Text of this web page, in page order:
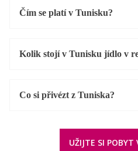
Čím se platí v Tunisku?
Kolik stojí v Tunisku jídlo v
Co si přivézt z Tuniska?
UŽIJTE SI POBYT